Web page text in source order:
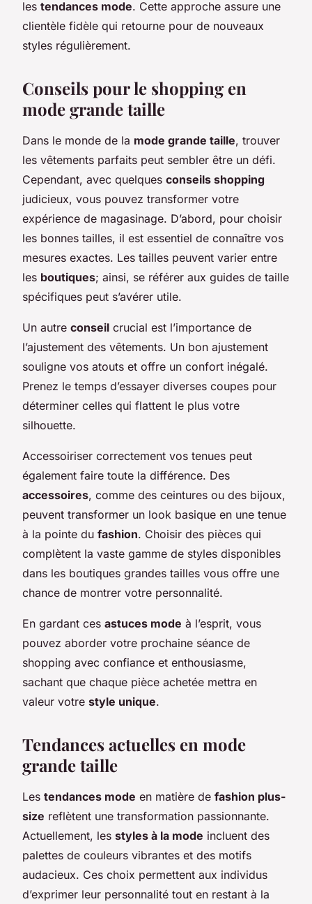
les tendances mode. Cette approche assure une
clientèle fidèle qui retourne pour de nouveaux
styles régulièrement.
Conseils pour le shopping en
mode grande taille
Dans le monde de la mode grande taille, trouver
les vêtements parfaits peut sembler être un défi.
Cependant, avec quelques conseils shopping
judicieux, vous pouvez transformer votre
expérience de magasinage. D’abord, pour choisir
les bonnes tailles, il est essentiel de connaître vos
mesures exactes. Les tailles peuvent varier entre
les boutiques; ainsi, se référer aux guides de taille
spécifiques peut s’avérer utile.
Un autre conseil crucial est l’importance de
l’ajustement des vêtements. Un bon ajustement
souligne vos atouts et offre un confort inégalé.
Prenez le temps d’essayer diverses coupes pour
déterminer celles qui flattent le plus votre
silhouette.
Accessoiriser correctement vos tenues peut
également faire toute la différence. Des
accessoires, comme des ceintures ou des bijoux,
peuvent transformer un look basique en une tenue
à la pointe du fashion. Choisir des pièces qui
complètent la vaste gamme de styles disponibles
dans les boutiques grandes tailles vous offre une
chance de montrer votre personnalité.
En gardant ces astuces mode à l’esprit, vous
pouvez aborder votre prochaine séance de
shopping avec confiance et enthousiasme,
sachant que chaque pièce achetée mettra en
valeur votre style unique.
Tendances actuelles en mode
grande taille
Les tendances mode en matière de fashion plus-
size reflètent une transformation passionnante.
Actuellement, les styles à la mode incluent des
palettes de couleurs vibrantes et des motifs
audacieux. Ces choix permettent aux individus
d’exprimer leur personnalité tout en restant à la